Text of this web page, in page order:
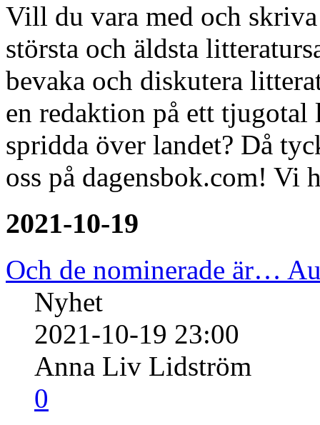
Vill du vara med och
största och äldsta
bevaka och diskutera
en redaktion på ett tjugotal
spridda över landet? Då
oss på dagensbok.com! Vi
2021-10-19
Och de nominerade är…
Nyhet
2021-10-19 23:00
Anna Liv Lidström
0